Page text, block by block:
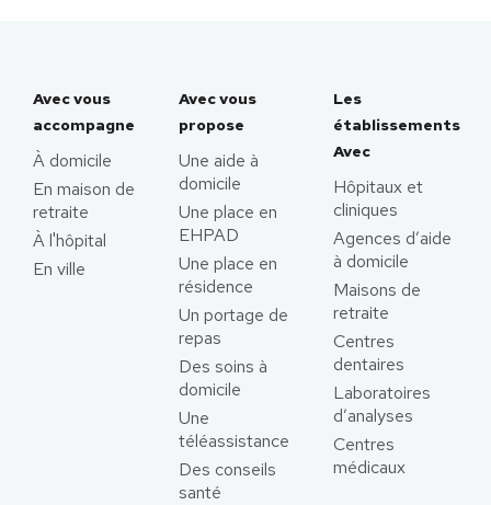
Avec vous
accompagne
À domicile
En maison de
retraite
À l'hôpital
En ville
Avec vous
propose
Une aide à
domicile
Une place en
EHPAD
Une place en
résidence
Un portage de
repas
Des soins à
domicile
Une
téléassistance
Des conseils
santé
Les
établissements
Avec
Hôpitaux et
cliniques
Agences d’aide
à domicile
Maisons de
retraite
Centres
dentaires
Laboratoires
d’analyses
Centres
médicaux